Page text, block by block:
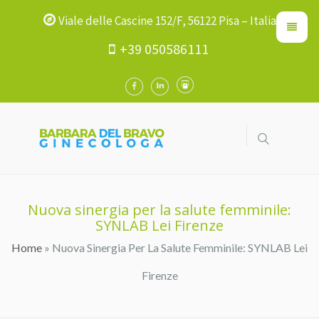
Viale delle Cascine 152/F, 56122 Pisa – Italia
+39 050586111
Nuova sinergia per la salute femminile:
SYNLAB Lei Firenze
Tu Sei Qui
Home » Nuova Sinergia Per La Salute Femminile: SYNLAB Lei
Firenze